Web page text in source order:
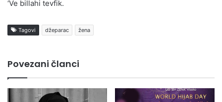
‘Ve billahi tevfik.
Tagovi džeparac žena
Povezani članci